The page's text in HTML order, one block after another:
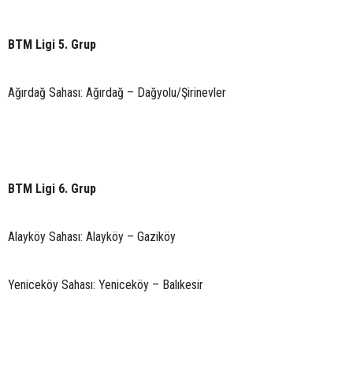
BTM Ligi 5. Grup
Ağırdağ Sahası: Ağırdağ – Dağyolu/Şirinevler
BTM Ligi 6. Grup
Alayköy Sahası: Alayköy – Gaziköy
Yeniceköy Sahası: Yeniceköy – Balıkesir